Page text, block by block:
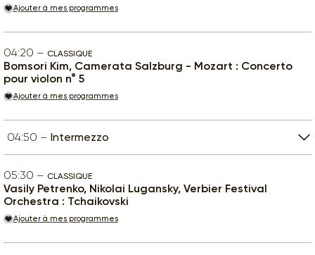
Ajouter à mes programmes
04:20 CLASSIQUE
Bomsori Kim, Camerata Salzburg - Mozart : Concerto
pour violon n° 5
Ajouter à mes programmes
04:50 Intermezzo
05:30 CLASSIQUE
Vasily Petrenko, Nikolai Lugansky, Verbier Festival
Orchestra : Tchaikovski
Ajouter à mes programmes